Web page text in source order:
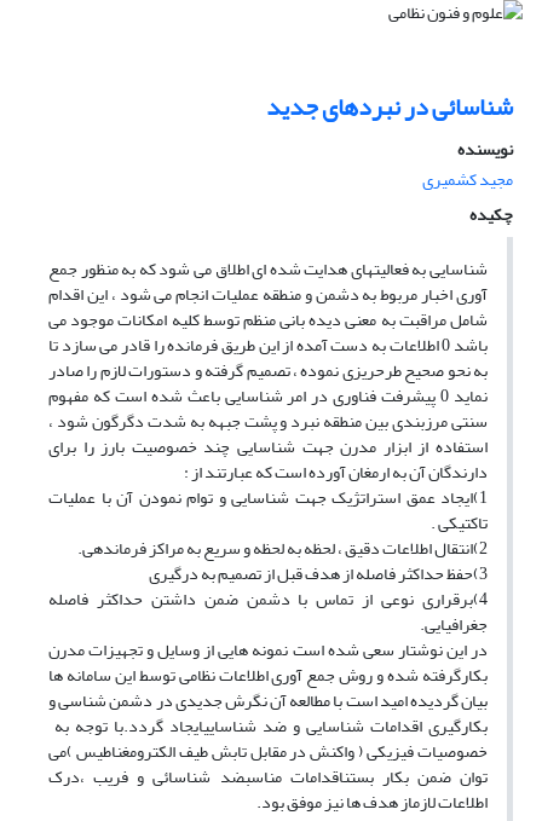
شناسائی در نبردهای جدید
نویسنده
مجید کشمیری
چکیده
شناسایی به فعالیتهای هدایت شده ای اطلاق می شود که به منظور جمع
آوری اخبار مربوط به دشمن و منطقه عملیات انجام می شود ، این اقدام
شامل مراقبت به معنی دیده بانی منظم توسط کلیه امکانات موجود می
باشد 0 اطلاعات به دست آمده از این طریق فرمانده را قادر می سازد تا
به نحو صحیح طرحریزی نموده ، تصمیم گرفته و دستورات لازم را صادر
نماید 0 پیشرفت فناوری در امر شناسایی باعث شده است که مفهوم
سنتی مرزبندی بین منطقه نبرد و پشت جبهه به شدت دگرگون شود ،
استفاده از ابزار مدرن جهت شناسایی چند خصوصیت بارز را برای
دارندگان آن به ارمغان آورده است که عبارتند از :
1)ایجاد عمق استراتژیک جهت شناسایی و توام نمودن آن با عملیات
تاکتیکی .
2)انتقال اطلاعات دقیق ، لحظه به لحظه و سریع به مراکز فرماندهی.
3)حفظ حداکثر فاصله از هدف قبل از تصمیم به درگیری
4)برقراری نوعی از تماس با دشمن ضمن داشتن حداکثر فاصله
جغرافیایی.
در این نوشتار سعی شده است نمونه هایی از وسایل و تجهیزات مدرن
بکارگرفته شده و روش جمع آوری اطلاعات نظامی توسط این سامانه ها
بیان گردیده امید است با مطالعه آن نگرش جدیدی در دشمن شناسی و
بکارگیری اقدامات شناسایی و ضد شناساییایجاد گردد.با توجه به
خصوصیات فیزیکی ( واکنش در مقابل تابش طیف الکترومغناطیس )می
توان ضمن بکار بستناقدامات مناسبضد شناسائی و فریب ،درک
اطلاعات لازماز هدف ها نیز موفق بود.